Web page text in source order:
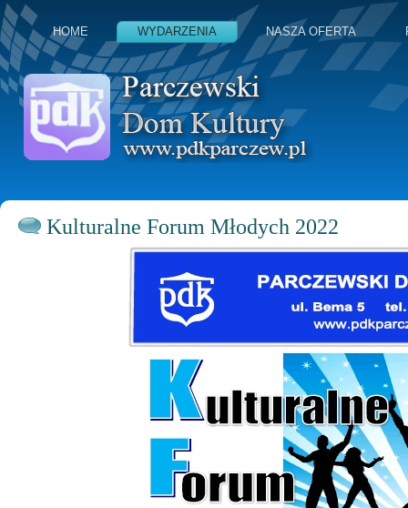
HOME WYDARZENIA NASZA OFERTA
Kulturalne Forum Młodych 2022